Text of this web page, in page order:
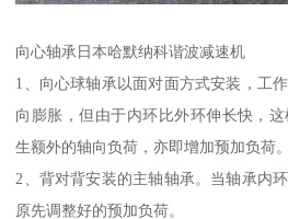
向心轴承日本哈默纳科谐波减速机
1、向心球轴承以面对面方式安装，工
向膨胀，但由于内环比外环伸长快，
生额外的轴向负荷，亦即增加预加负荷。
2、背对背安装的主轴轴承。当轴承内
原先调整好的预加负荷。